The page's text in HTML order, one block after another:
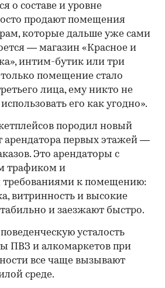
о составе и уровне
продают помещения
которые дальше уже сами
— магазин «Красное и
интим-бутик или три
помещение стало
лица, ему никто не
его как угодно».
породил новый
арендатора первых этажей —
Это арендаторы с
трафиком и
к помещению:
витринность и высокие
и заезжают быстро.
усталость
ПВЗ и алкомаркетов при
все чаще вызывают
среде.